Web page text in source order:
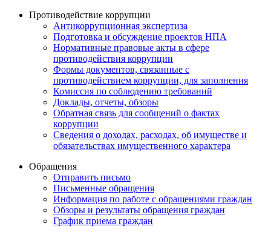
Противодействие коррупции
Антикоррупционная экспертиза
Подготовка и обсуждение проектов НПА
Нормативные правовые акты в сфере
противодействия коррупции
Формы документов, связанные с
противодействием коррупции, для заполнения
Комиссия по соблюдению требований
Доклады, отчеты, обзоры
Обратная связь для сообщений о фактах
коррупции
Сведения о доходах, расходах, об имуществе и
обязательствах имущественного характера
Обращения
Отправить письмо
Письменные обращения
Информация по работе с обращениями граждан
Обзоры и результаты обращения граждан
График приема граждан